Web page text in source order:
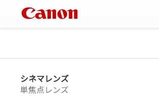
シネマレンズ
単焦点レンズ